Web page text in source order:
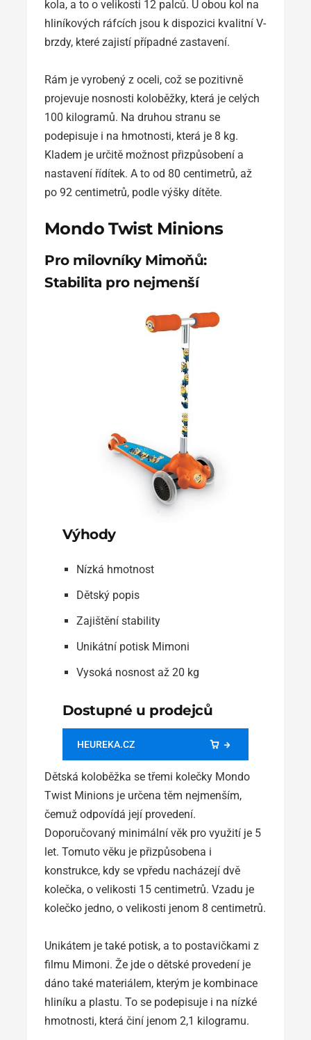
kola, a to o velikosti 12 palců. U obou kol na
hliníkových ráfcích jsou k dispozici kvalitní V-
brzdy, které zajistí případné zastavení.
Rám je vyrobený z oceli, což se pozitivně
projevuje nosnosti koloběžky, která je celých
100 kilogramů. Na druhou stranu se
podepisuje i na hmotnosti, která je 8 kg.
Kladem je určitě možnost přizpůsobení a
nastavení řídítek. A to od 80 centimetrů, až
po 92 centimetrů, podle výšky dítěte.
Mondo Twist Minions
Pro milovníky Mimoňů:
Stabilita pro nejmenší
Výhody
Nízká hmotnost
Dětský popis
Zajištění stability
Unikátní potisk Mimoni
Vysoká nosnost až 20 kg
Dostupné u prodejců
HEUREKA.CZ
Dětská koloběžka se třemi kolečky Mondo
Twist Minions je určena těm nejmenším,
čemuž odpovídá její provedení.
Doporučovaný minimální věk pro využití je 5
let. Tomuto věku je přizpůsobena i
konstrukce, kdy se vpředu nacházejí dvě
kolečka, o velikosti 15 centimetrů. Vzadu je
kolečko jedno, o velikosti jenom 8 centimetrů.
Unikátem je také potisk, a to postavičkami z
filmu Mimoni. Že jde o dětské provedení je
dáno také materiálem, kterým je kombinace
hliníku a plastu. To se podepisuje i na nízké
hmotnosti, která činí jenom 2,1 kilogramu.